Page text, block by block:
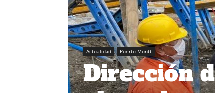
Actualidad Puerto Montt
Dirección